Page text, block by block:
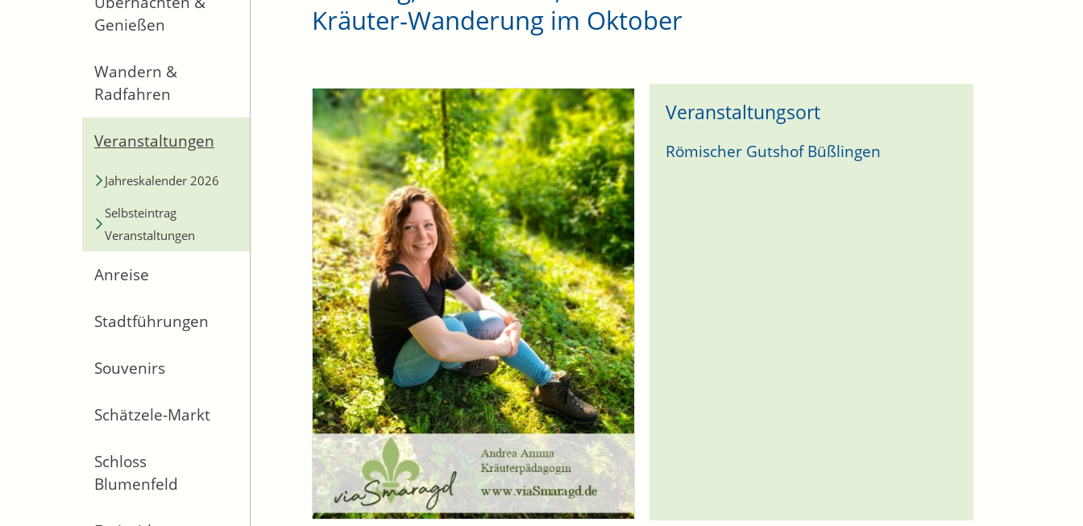
Genießen
Wandern &
Radfahren
Veranstaltungen
Jahreskalender 2026
Selbsteintrag
Veranstaltungen
Anreise
Stadtführungen
Souvenirs
Schätzele-Markt
Schloss
Blumenfeld
Kräuter-Wanderung im Oktober
Veranstaltungsort
Römischer Gutshof Büßlingen